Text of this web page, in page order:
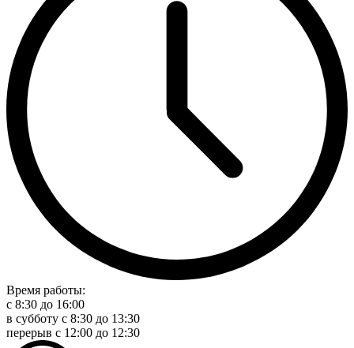
Время работы:
с 8:30 до 16:00
в субботу с 8:30 до 13:30
перерыв c 12:00 до 12:30